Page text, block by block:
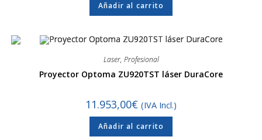
Añadir al carrito
Laser, Profesional
Proyector Optoma ZU920TST láser DuraCore
11.953,00€ (IVA Incl.)
Añadir al carrito